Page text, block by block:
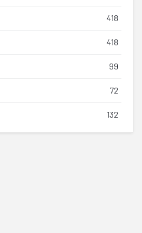
418
418
99
72
132